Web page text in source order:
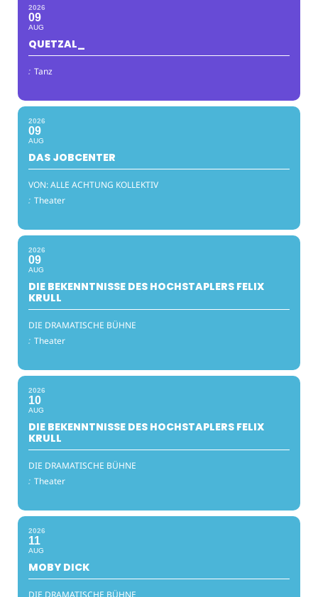
2026
09
AUG
QUETZAL_
: Tanz
2026
09
AUG
DAS JOBCENTER
VON: ALLE ACHTUNG KOLLEKTIV
: Theater
2026
09
AUG
DIE BEKENNTNISSE DES HOCHSTAPLERS FELIX
KRULL
DIE DRAMATISCHE BÜHNE
: Theater
2026
10
AUG
DIE BEKENNTNISSE DES HOCHSTAPLERS FELIX
KRULL
DIE DRAMATISCHE BÜHNE
: Theater
2026
11
AUG
MOBY DICK
DIE DRAMATISCHE BÜHNE